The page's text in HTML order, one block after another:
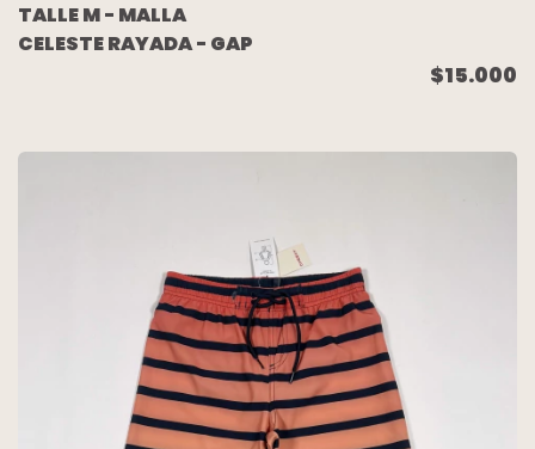
TALLE M - MALLA
CELESTE RAYADA - GAP
$15.000